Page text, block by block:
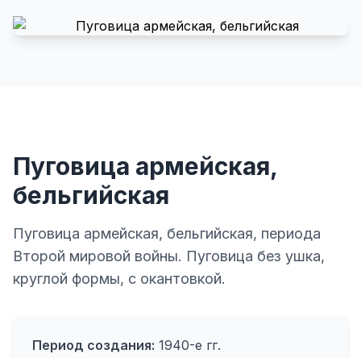
Пуговица армейская,
бельгийская
Пуговица армейская, бельгийская, периода
Второй мировой войны. Пуговица без ушка,
круглой формы, с окантовкой.
Период создания: 1940-е гг.